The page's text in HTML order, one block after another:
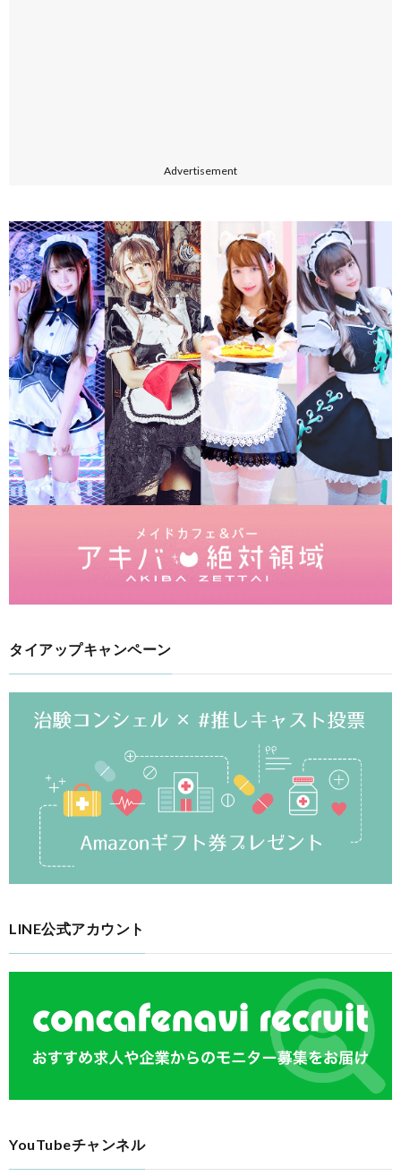
Advertisement
タイアップキャンペーン
LINE公式アカウント
YouTubeチャンネル